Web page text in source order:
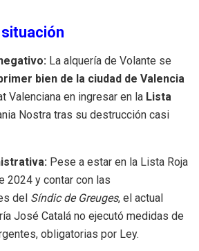
situación
La alquería de Volante se
bien de la ciudad de Valencia
Valenciana en ingresar en la Lista
Nostra tras su destrucción casi
Pese a estar en la Lista Roja
2024 y contar con las
del Síndic de Greuges, el actual
José Catalá no ejecutó medidas de
obligatorias por Ley.